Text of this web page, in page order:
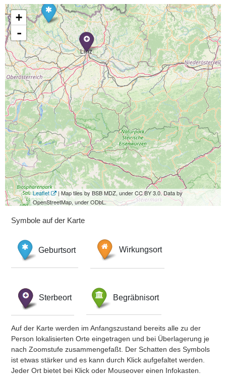
+
-
Leaflet
| Map tiles by BSB MDZ, under CC BY 3.0. Data by
OpenStreetMap, under ODbL.
Symbole auf der Karte
Geburtsort Wirkungsort
Sterbeort Begräbnisort
Auf der Karte werden im Anfangszustand bereits alle zu der
Person lokalisierten Orte eingetragen und bei Überlagerung je
nach Zoomstufe zusammengefaßt. Der Schatten des Symbols
ist etwas stärker und es kann durch Klick aufgefaltet werden.
Jeder Ort bietet bei Klick oder Mouseover einen Infokasten.